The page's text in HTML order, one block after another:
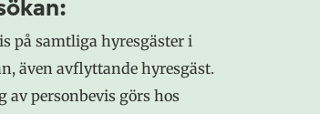
på samtliga hyresgäster i
även avflyttande hyresgäst.
av personbevis görs hos